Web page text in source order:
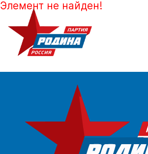
Элемент не найден!